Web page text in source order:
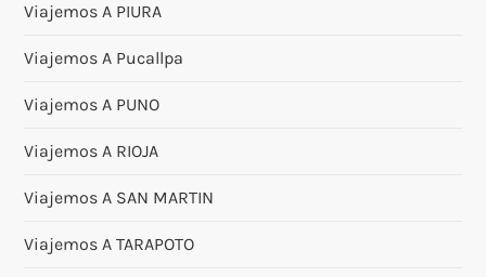
Viajemos A PIURA
Viajemos A Pucallpa
Viajemos A PUNO
Viajemos A RIOJA
Viajemos A SAN MARTIN
Viajemos A TARAPOTO